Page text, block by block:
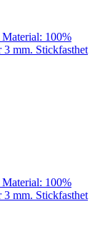
100%
mm. Stickfasthet
100%
mm. Stickfasthet